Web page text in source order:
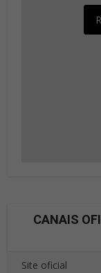
CANAIS
Site oficial